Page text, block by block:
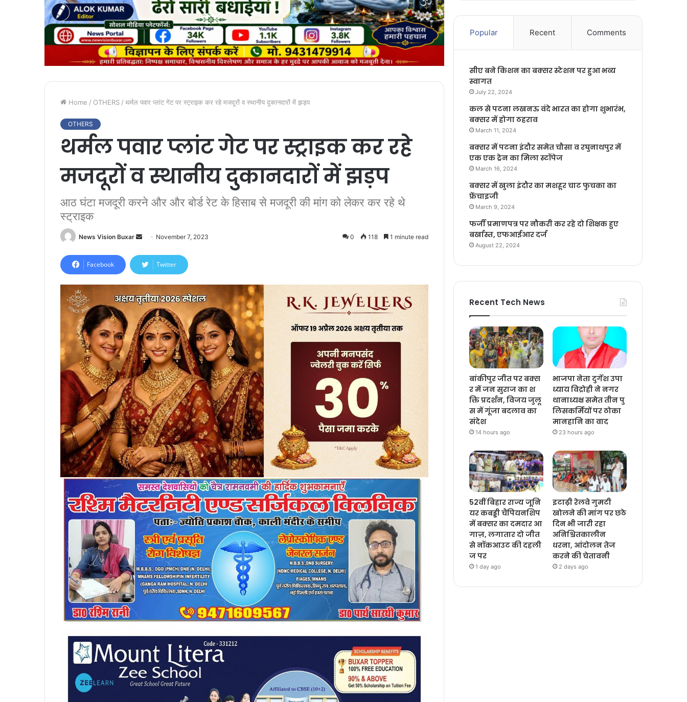
Home / OTHERS / थर्मल पवार प्लांट गेट पर स्ट्राइक कर रहे मजदूरों व स्थानीय दुकानदारों में झड़प
OTHERS
थर्मल पवार प्लांट गेट पर स्ट्राइक कर रहे
मजदूरों व स्थानीय दुकानदारों में झड़प
आठ घंटा मजदूरी करने और और बोर्ड रेट के हिसाब से मजदूरी की मांग को लेकर कर रहे थे
स्ट्राइक
News Vision Buxar
n
d
a
n
e
m
a
i
l
November 7, 2023 0 118 1 minute read
Facebook Twitter
Popular Recent Comments
सीए बने किशन का बक्सर स्टेशन पर हुआ भव्य
स्वागत
July 22, 2024
कल से पटना लखनऊ वंदे भारत का होगा शुभारंभ,
बक्सर में होगा ठहराव
March 11, 2024
बक्सर में पटना इंदौर समेत चौसा व रघुनाथपुर में
एक एक ट्रेन का मिला स्टॉपेज
March 16, 2024
बक्सर में खुला इंदौर का मशहूर चाट फुचका का
फ्रेंचाइजी
March 9, 2024
फर्जी प्रमाणपत्र पर नौकरी कर रहे दो शिक्षक हुए
बर्खास्त, एफआईआर दर्ज
August 22, 2024
Recent Tech News
बांकीपुर जीत पर बक्स
र में जन सुराज का श
क्ति प्रदर्शन, विजय जुलू
स में गूंजा बदलाव का
संदेश
14 hours ago
भाजपा नेता दुर्गेश उपा
ध्याय विद्रोही ने नगर
थानाध्यक्ष समेत तीन पु
लिसकर्मियों पर ठोका
मानहानि का वाद
23 hours ago
52वीं बिहार राज्य जूनि
यर कबड्डी चैंपियनशिप
में बक्सर का दमदार आ
गाज़, लगातार दो जीत
से नॉकआउट की दहली
ज पर
1 day ago
इटाढ़ी रेलवे गुमटी
खोलने की मांग पर छठे
दिन भी जारी रहा
अनिश्चितकालीन
धरना, आंदोलन तेज
करने की चेतावनी
2 days ago